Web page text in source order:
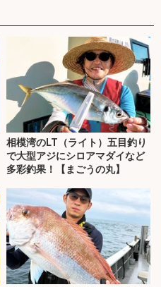
相模湾のLT（ライト）五目釣り
で大型アジにシロアマダイなど
多彩釣果！【まごうの丸】